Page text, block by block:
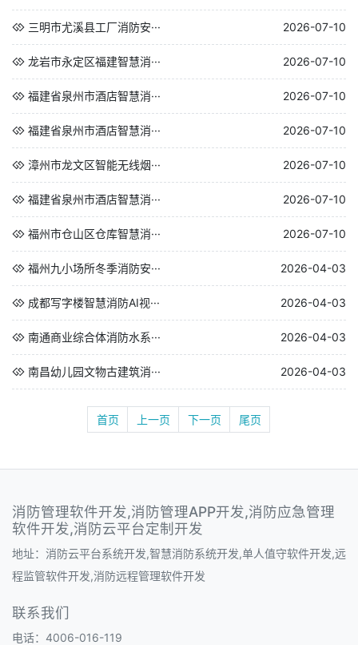
三明市尤溪县工厂消防安··· 2026-07-10
龙岩市永定区福建智慧消··· 2026-07-10
福建省泉州市酒店智慧消··· 2026-07-10
福建省泉州市酒店智慧消··· 2026-07-10
漳州市龙文区智能无线烟··· 2026-07-10
福建省泉州市酒店智慧消··· 2026-07-10
福州市仓山区仓库智慧消··· 2026-07-10
福州九小场所冬季消防安··· 2026-04-03
成都写字楼智慧消防AI视··· 2026-04-03
南通商业综合体消防水系··· 2026-04-03
南昌幼儿园文物古建筑消··· 2026-04-03
首页 上一页 下一页 尾页
消防管理软件开发,消防管理APP开发,消防应急管理
软件开发,消防云平台定制开发
地址：消防云平台系统开发,智慧消防系统开发,单人值守软件开发,远
程监管软件开发,消防远程管理软件开发
联系我们
电话：4006-016-119